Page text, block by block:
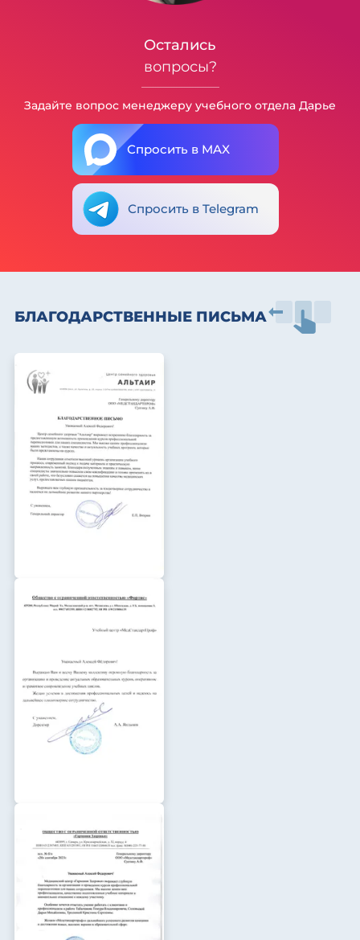
Остались
вопросы?
Задайте вопрос менеджеру учебного отдела Дарье
Спросить в MAX
Спросить в Telegram
БЛАГОДАРСТВЕННЫЕ ПИСЬМА